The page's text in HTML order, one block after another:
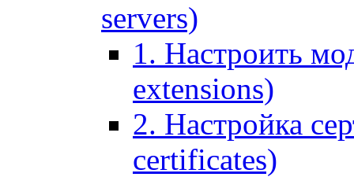
servers)
1. Настроить
extensions)
2. Настройка
certificates)